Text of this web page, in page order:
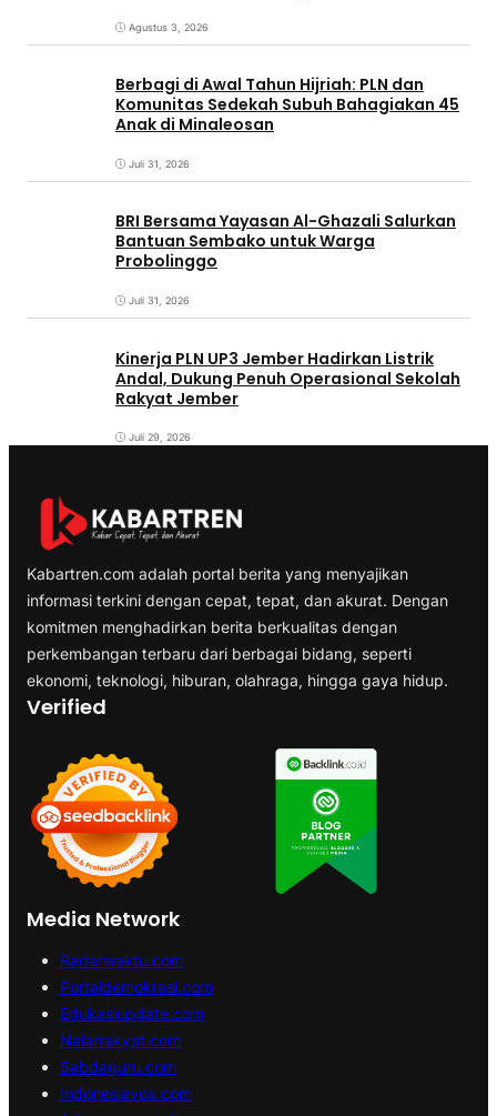
Agustus 3, 2026
Berbagi di Awal Tahun Hijriah: PLN dan
Komunitas Sedekah Subuh Bahagiakan 45
Anak di Minaleosan
Juli 31, 2026
BRI Bersama Yayasan Al-Ghazali Salurkan
Bantuan Sembako untuk Warga
Probolinggo
Juli 31, 2026
Kinerja PLN UP3 Jember Hadirkan Listrik
Andal, Dukung Penuh Operasional Sekolah
Rakyat Jember
Juli 29, 2026
Kabartren.com adalah portal berita yang menyajikan
informasi terkini dengan cepat, tepat, dan akurat. Dengan
komitmen menghadirkan berita berkualitas dengan
perkembangan terbaru dari berbagai bidang, seperti
ekonomi, teknologi, hiburan, olahraga, hingga gaya hidup.
Verified
Media Network
Radarwaktu.com
Portaldemokrasi.com
Edukasiupdate.com
Nalarrakyat.com
Sabdaguru.com
Indonesiavox.com